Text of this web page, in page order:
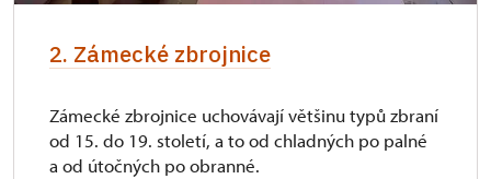
2. Zámecké zbrojnice
Zámecké zbrojnice uchovávají většinu typů zbraní
od 15. do 19. století, a to od chladných po palné
a od útočných po obranné.